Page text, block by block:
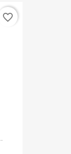
favorite_border